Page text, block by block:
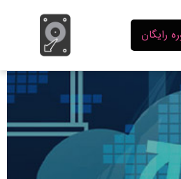
رایگان